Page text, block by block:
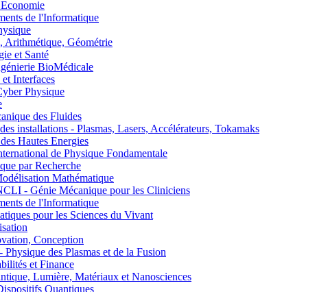
de l'Informatique
Géométrie
et Santé
BioMédicale
Interfaces
Physique
des Fluides
installations - Plasmas, Lasers, Accélérateurs, Tokamaks
Hautes Energies
de Physique Fondamentale
par Recherche
Mathématique
- Génie Mécanique pour les Cliniciens
de l'Informatique
pour les Sciences du Vivant
Conception
des Plasmas et de la Fusion
et Finance
Lumière, Matériaux et Nanosciences
Quantiques